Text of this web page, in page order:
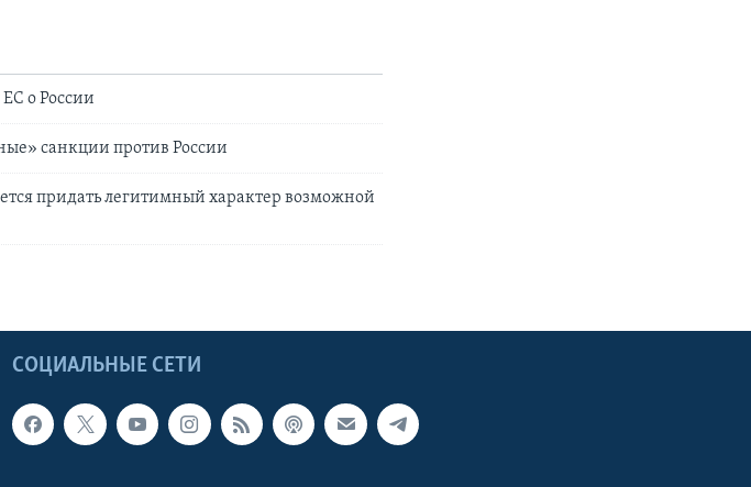
о России
санкции против России
придать легитимный характер возможной
СОЦИАЛЬНЫЕ СЕТИ